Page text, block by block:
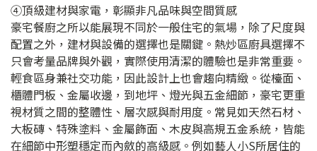
④頂級建材與家電，彰顯非凡品味與空間質感
豪宅餐廚之所以能展現不同於一般住宅的氣場，除了尺度與
配置之外，建材與設備的選擇也是關鍵。熱炒區廚具選擇不
只會考量品牌與外觀，實際使用清潔的體驗也是非常重要。
輕食區身兼社交功能，因此設計上也會趨向精緻。從檯面、
櫃體門板、金屬收邊，到地坪、燈光與五金細節，豪宅更重
視材質之間的整體性、層次感與耐用度。常見如天然石材、
大板磚、特殊塗料、金屬飾面、木皮與高規五金系統，皆能
在細節中形塑穩定而內斂的高級感。例如藝人小S所居住的